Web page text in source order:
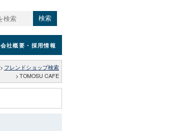
検索
会社概要 ・採用情報
> フレンドショップ検索
> TOMOSU CAFE